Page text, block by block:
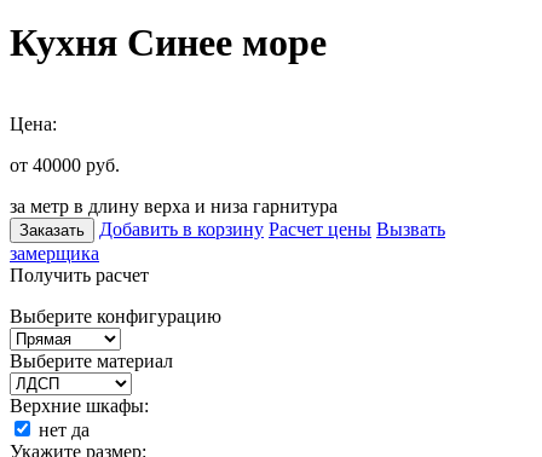
Кухня Синее море
Цена:
от 40000 руб.
за метр в длину верха и низа гарнитура
Заказать Добавить в корзину Расчет цены Вызвать
замерщика
Получить расчет
Выберите конфигурацию
Выберите материал
Верхние шкафы:
нет да
Укажите размер: